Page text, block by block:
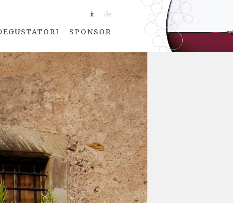
it de
SPONSOR